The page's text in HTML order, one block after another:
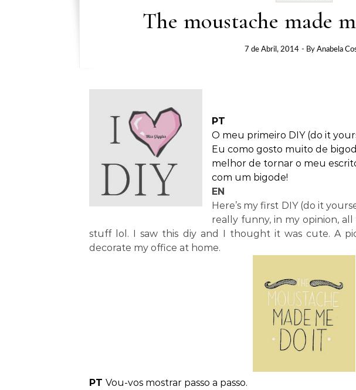
The moustache made
7 de Abril, 2014 - By Anabela
PT
O meu primeiro DIY (do it
Eu como gosto muito de
melhor de tornar o meu
com um bigode!
EN
Here’s my first DIY (do it
really funny, in my opinion,
stuff lol. I saw this diy and I thought it was cute. A
decorate my office at home.
PT Vou-vos mostrar passo a passo.